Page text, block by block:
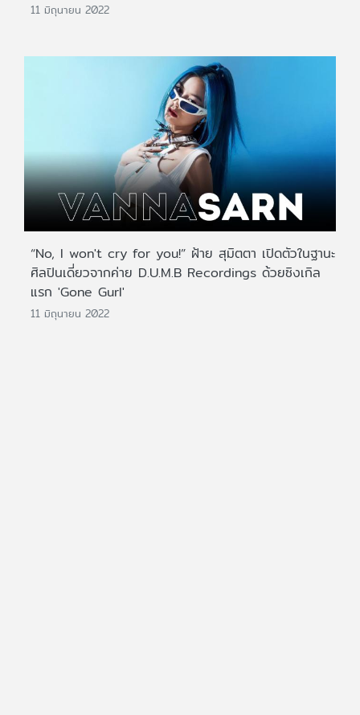
11 มิถุนายน 2022
“No, I won't cry for you!” ฝ้าย สุมิตตา เปิดตัวในฐานะ
ศิลปินเดี่ยวจากค่าย D.U.M.B Recordings ด้วยซิงเกิล
แรก 'Gone Gurl'
11 มิถุนายน 2022